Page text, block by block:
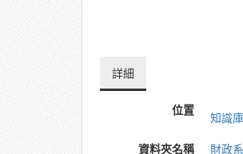
詳細
位置 知識庫
資料夾名稱
財政